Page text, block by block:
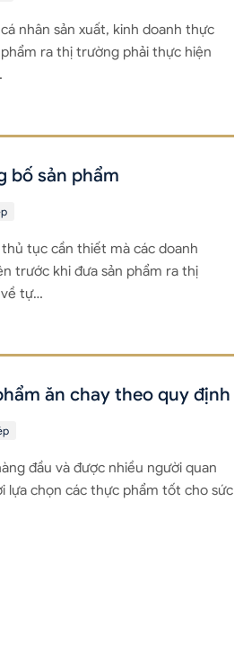
nhân sản xuất, kinh doanh thực
ra thị trường phải thực hiện
bố sản phẩm
tục cần thiết mà các doanh
trước khi đưa sản phẩm ra thị
tự…
ăn chay theo quy định
đầu và được nhiều người quan
lựa chọn các thực phẩm tốt cho sức